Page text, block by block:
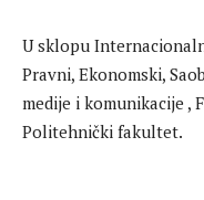
U sklopu
Pravni, Ekonomski,
medije i komunikacije
Politehnički fakultet.